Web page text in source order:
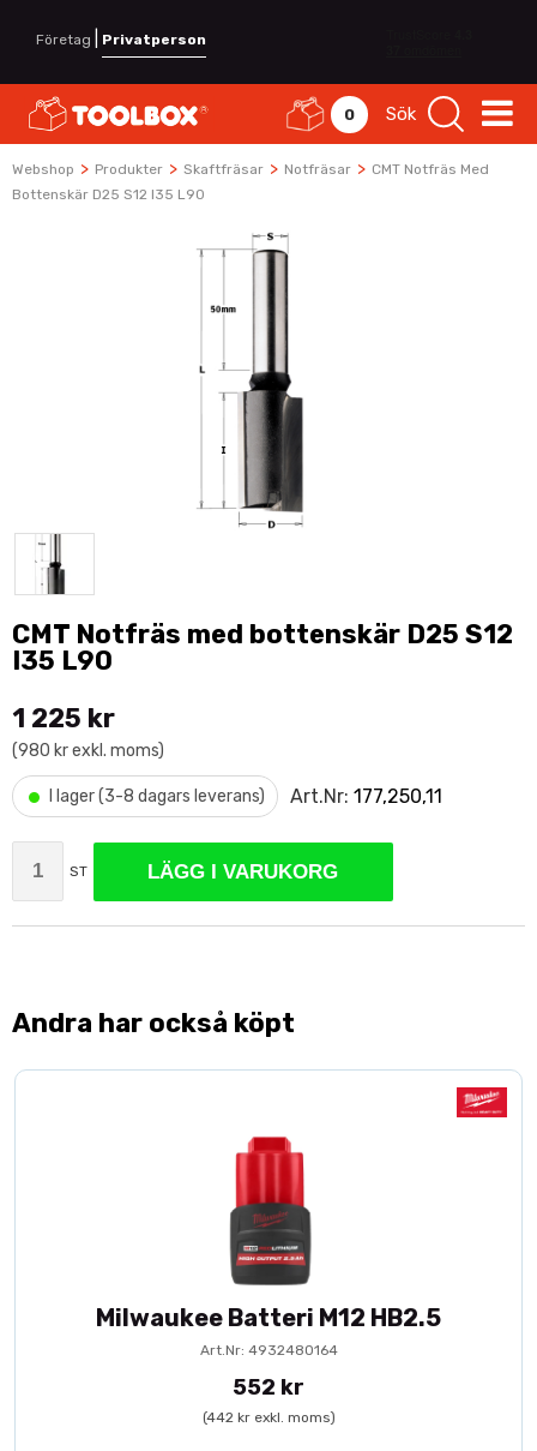
Företag Privatperson
0 Sök
Webshop > Produkter > Skaftfräsar > Notfräsar > CMT Notfräs Med
Bottenskär D25 S12 I35 L90
CMT Notfräs med bottenskär D25 S12
I35 L90
1 225 kr
(980 kr exkl. moms)
• I lager (3-8 dagars leverans) Art.Nr: 177,250,11
ST LÄGG I VARUKORG
Andra har också köpt
Milwaukee Batteri M12 HB2.5
Art.Nr: 4932480164
552 kr
(442 kr exkl. moms)